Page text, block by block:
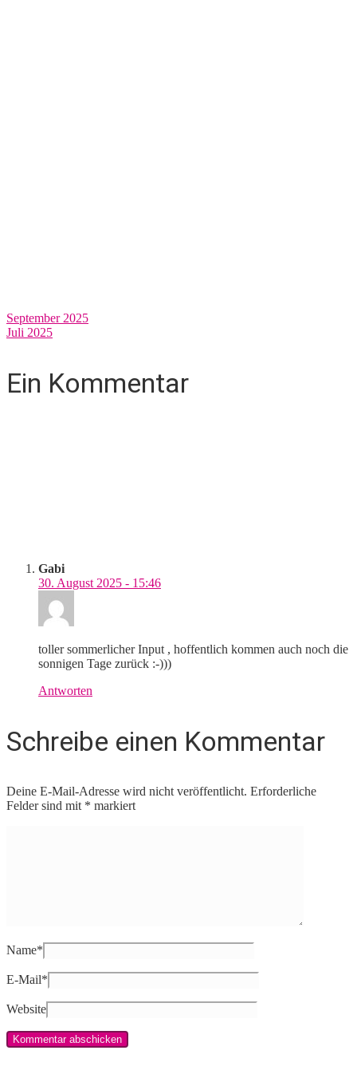
September 2025
Juli 2025
Ein Kommentar
Gabi
30. August 2025 - 15:46
toller sommerlicher Input , hoffentlich kommen auch noch die
sonnigen Tage zurück :-)))
Antworten
Schreibe einen Kommentar
Deine E-Mail-Adresse wird nicht veröffentlicht. Erforderliche
Felder sind mit * markiert
Name*
E-Mail*
Website